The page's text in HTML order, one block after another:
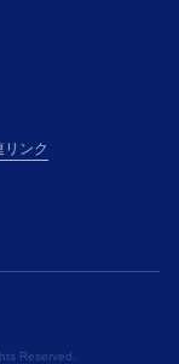
リンク
Reserved.